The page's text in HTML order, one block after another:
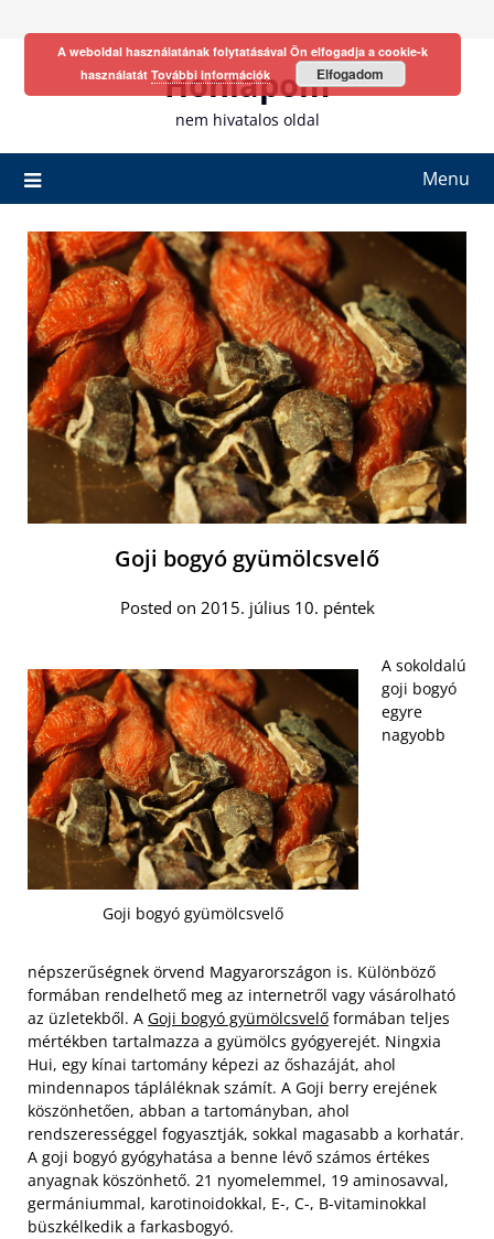
Honlapom
nem hivatalos oldal
Menu
Goji bogyó gyümölcsvelő
Posted on 2015. július 10. péntek
Goji bogyó gyümölcsvelő
A sokoldalú
goji bogyó
egyre
nagyobb
népszerűségnek örvend Magyarországon is. Különböző
formában rendelhető meg az internetről vagy vásárolható
az üzletekből. A Goji bogyó gyümölcsvelő formában teljes
mértékben tartalmazza a gyümölcs gyógyerejét. Ningxia
Hui, egy kínai tartomány képezi az őshazáját, ahol
mindennapos tápláléknak számít. A Goji berry erejének
köszönhetően, abban a tartományban, ahol
rendszerességgel fogyasztják, sokkal magasabb a korhatár.
A goji bogyó gyógyhatása a benne lévő számos értékes
anyagnak köszönhető. 21 nyomelemmel, 19 aminosavval,
germániummal, karotinoidokkal, E-, C-, B-vitaminokkal
büszkélkedik a farkasbogyó.
A weboldal használatának folytatásával Ön elfogadja a cookie-k
használatát További információk Elfogadom